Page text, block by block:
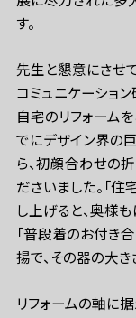
す。
先生と懇意にさせ
コミュニケーショ
自宅のリフォーム
でにデザイン界の
ら、初顔合わせの
ださいました。「住
し上げると、奥様
「普段着のお付き
揚で、その器の大
リフォームの軸に